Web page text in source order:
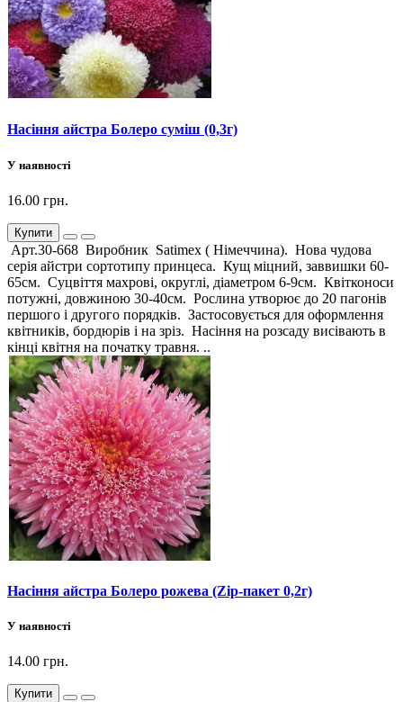
Насіння айстра Болеро суміш (0,3г)
У наявності
16.00 грн.
Купити
Арт.30-668 Виробник Satimex ( Німеччина). Нова чудова
серія айстри сортотипу принцеса. Кущ міцний, заввишки 60-
65см. Суцвіття махрові, округлі, діаметром 6-9см. Квітконоси
потужні, довжиною 30-40см. Рослина утворює до 20 пагонів
першого і другого порядків. Застосовується для оформлення
квітників, бордюрів і на зріз. Насіння на розсаду висівають в
кінці квітня на початку травня. ..
Насіння айстра Болеро рожева (Zip-пакет 0,2г)
У наявності
14.00 грн.
Купити